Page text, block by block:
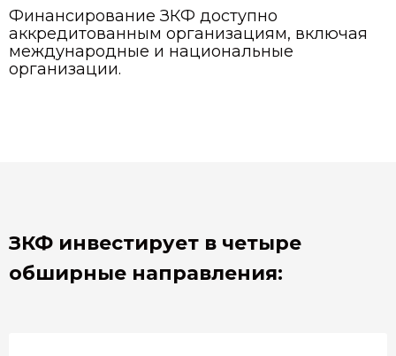
Финансирование ЗКФ доступно
аккредитованным организациям, включая
международные и национальные
организации.
ЗКФ инвестирует в четыре
обширные направления: